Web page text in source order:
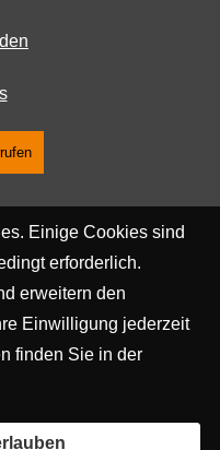
Einige Cookies sind
erforderlich.
erweitern den
Einwilligung jederzeit
finden Sie in der